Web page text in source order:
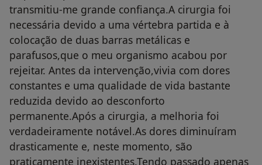
transmitiu-me grande confiança.A cirurgia foi
necessária devido a uma vértebra partida e à
colocação de duas barras metálicas e
parafusos,que o meu organismo acabou por
rejeitar. Antes da intervenção,vivia com dores
constantes e uma qualidade de vida bastante
reduzida devido ao desconforto
permanente.Após a cirurgia, a melhoria foi
verdadeiramente notável.As dores diminuíram
drasticamente e, neste momento, são
praticamente inexistentes.Tendo passado apenas